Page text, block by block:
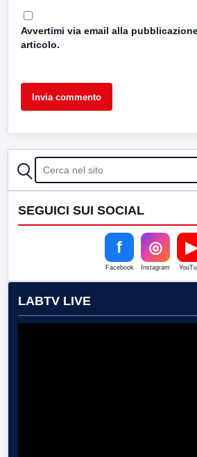
Avvertimi via email alla
articolo.
CERCA
SEGUICI SUI SOCIAL
f
Facebook
◎
Instagram
▶
LABTV LIVE